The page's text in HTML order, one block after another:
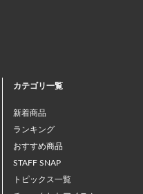
カテゴリ一覧
新着商品
ランキング
おすすめ商品
STAFF SNAP
トピックス一覧